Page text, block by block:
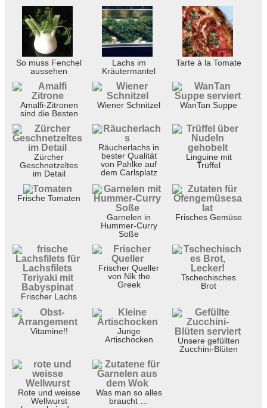
So muss Fenchel
aussehen
Lachs im
Kräutermantel
Tarte à la Tomate
Amalfi-Zitronen
sind die Besten
Wiener Schnitzel WanTan Suppe
Zürcher
Geschnetzeltes
im Detail
Räucherlachs in
bester Qualität
von Pahlke auf
dem Carlsplatz
Linguine mit
Trüffel
Frische Tomaten
Garnelen in
Hummer-Curry
Soße
Frisches Gemüse
Frischer Lachs
Frischer Queller
von Nik the
Greek
Tschechisches
Brot
Vitamine!!
Junge
Artischocken
Unsere gefüllten
Zucchini-Blüten
Rote und weisse
Wellwurst
Was man so alles
braucht …